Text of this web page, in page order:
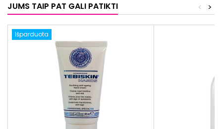
JUMS TAIP PAT GALI PATIKTI >
<
Išparduota